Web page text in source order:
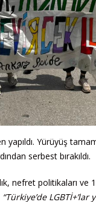
Yürüyüş
serbest bırakıldı.
nefret politikaları
“Türkiye’de